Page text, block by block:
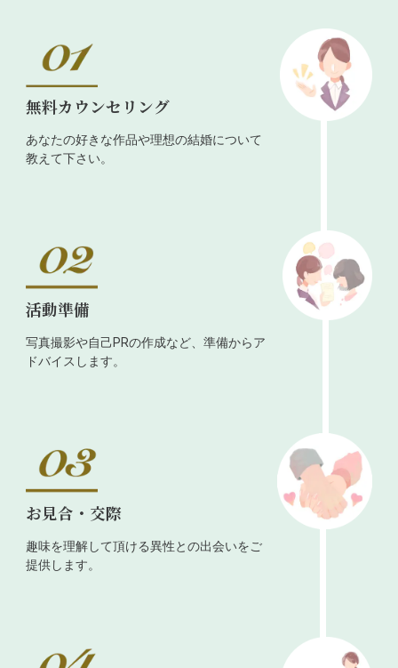
無料カウンセリング
あなたの好きな作品や理想の結婚について
教えて下さい。
活動準備
写真撮影や自己PRの作成など、準備からア
ドバイスします。
お見合・交際
趣味を理解して頂ける異性との出会いをご
提供します。